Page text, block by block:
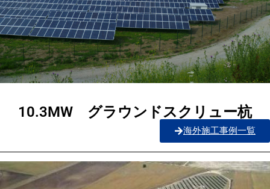
10.3MW グラウンドスクリュー杭
海外施工事例一覧